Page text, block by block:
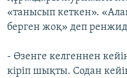
«танысып кеткен».
берген жоқ» деп
- Өзенге келгеннен
кіріп шықты. Содан